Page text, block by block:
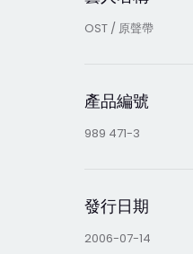
OST / 原聲帶
產品編號
989 471-3
發行日期
2006-07-14